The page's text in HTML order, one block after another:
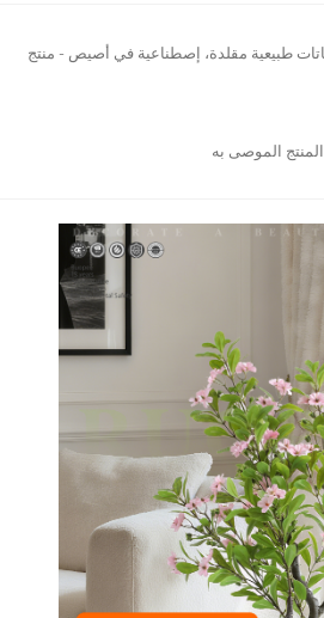
المنتج الموصى به